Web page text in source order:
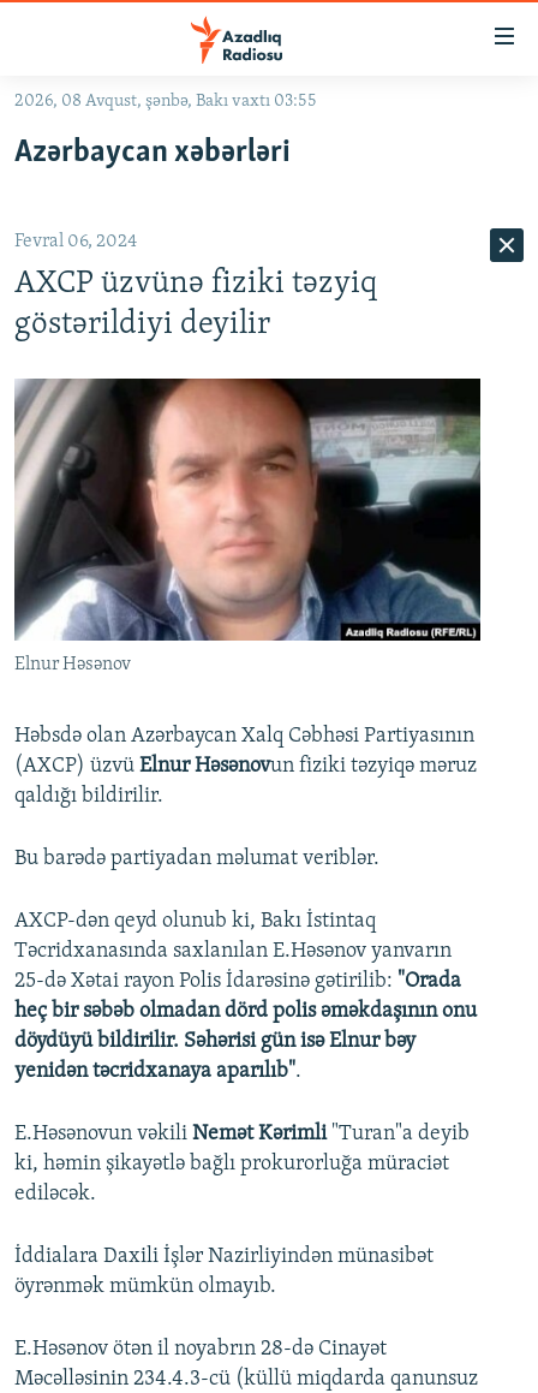
Əsas
qayıt
qayıt
Axtarışa
QANUNI DOĞRU
ARAŞDIRMA
MULTIMEDIA
VIDEO
FOTOQALEREYA
İNFOQRAFIKA
KARIKATURA
RADIO ARXIV
OXU ZALI
AZƏRBAYCAN ƏDƏBIYYATI KITABXANASI
İSLAM VƏ DEMOKRATIYA
HAQQIMIZDA
MISSIYAMIZ
PEŞƏ ETIKASI VƏ JURNALISTIKA STANDARTLARIMIZ
BIZIMLƏ ƏLAQƏ
XƏBƏR BÜLLETENLƏRIMIZ
BIZI IZLƏ
2026, 08 Avqust, şənbə, Bakı vaxtı 03:55
Azərbaycan xəbərləri
Fevral 06, 2024
AXCP üzvünə fiziki təzyiq
göstərildiyi deyilir
Elnur Həsənov
Həbsdə olan Azərbaycan Xalq Cəbhəsi Partiyasının
(AXCP) üzvü Elnur Həsənovun fiziki təzyiqə məruz
qaldığı bildirilir.
Bu barədə partiyadan məlumat veriblər.
AXCP-dən qeyd olunub ki, Bakı İstintaq
Təcridxanasında saxlanılan E.Həsənov yanvarın
25-də Xətai rayon Polis İdarəsinə gətirilib: "Orada
heç bir səbəb olmadan dörd polis əməkdaşının onu
döydüyü bildirilir. Səhərisi gün isə Elnur bəy
yenidən təcridxanaya aparılıb".
E.Həsənovun vəkili Nemət Kərimli"Turan"a deyib
ki, həmin şikayətlə bağlı prokurorluğa müraciət
ediləcək.
İddialara Daxili İşlər Nazirliyindən münasibət
öyrənmək mümkün olmayıb.
E.Həsənov ötən il noyabrın 28-də Cinayət
Məcəlləsinin 234.4.3-cü (küllü miqdarda qanunsuz